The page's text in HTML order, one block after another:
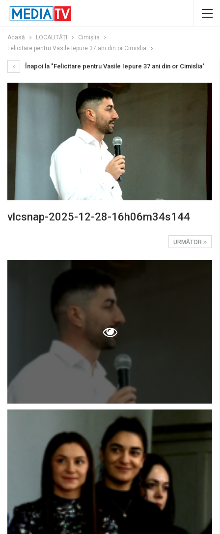
Acasă LOCALITĂȚI
Cimișlia
Felicitare pentru Vasile Iepure 37 ani din or Cimislia
Înapoi la "Felicitare pentru Vasile Iepure 37 ani din or Cimislia"
vlcsnap-2025-12-28-16h06m34s144
URMĂTOR